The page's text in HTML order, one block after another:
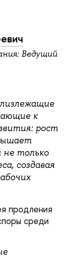
Ведущий
к
рост
только
создавая
продления
среди